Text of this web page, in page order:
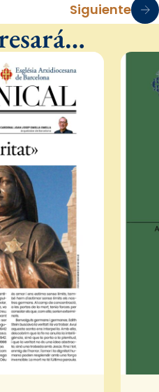
Siguiente